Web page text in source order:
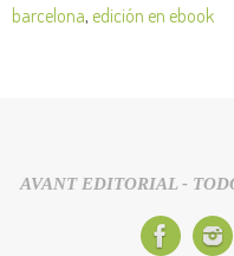
barcelona, edición en ebook
AVANT EDITORIAL -